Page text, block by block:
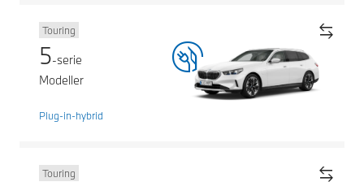
Touring
5-serie
Modeller
Plug-in-hybrid
Touring